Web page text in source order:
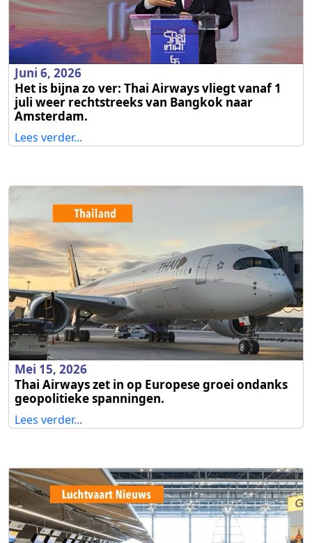
Juni 6, 2026
Het is bijna zo ver: Thai Airways vliegt vanaf 1
juli weer rechtstreeks van Bangkok naar
Amsterdam.
Lees verder...
Mei 15, 2026
Thai Airways zet in op Europese groei ondanks
geopolitieke spanningen.
Lees verder...